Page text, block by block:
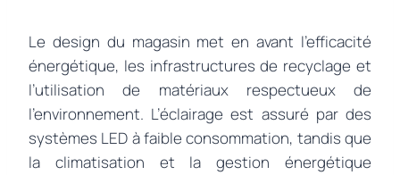
Le design du magasin met en avant l’efficacité
énergétique, les infrastructures de recyclage et
l’utilisation de matériaux respectueux de
l’environnement. L’éclairage est assuré par des
systèmes LED à faible consommation, tandis que
la climatisation et la gestion énergétique